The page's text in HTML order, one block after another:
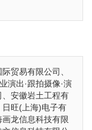
贸易有限公司、
演出·跟拍摄像·演
安徽岩土工程有
日旺(上海)电子有
龙信息科技有限